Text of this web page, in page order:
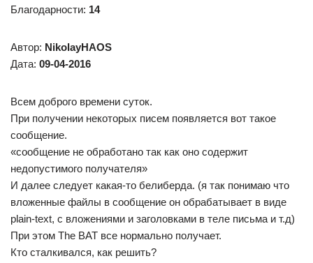
Благодарности: 14
Автор: NikolayHAOS
Дата: 09-04-2016
Всем доброго времени суток.
При получении некоторых писем появляется вот такое
сообщение.
«сообщение не обработано так как оно содержит
недопустимого получателя»
И далее следует какая-то белиберда. (я так понимаю что
вложенные файлы в сообщение он обрабатывает в виде
plain-text, с вложениями и заголовками в теле письма и т.д)
При этом The BAT все нормально получает.
Кто сталкивался, как решить?